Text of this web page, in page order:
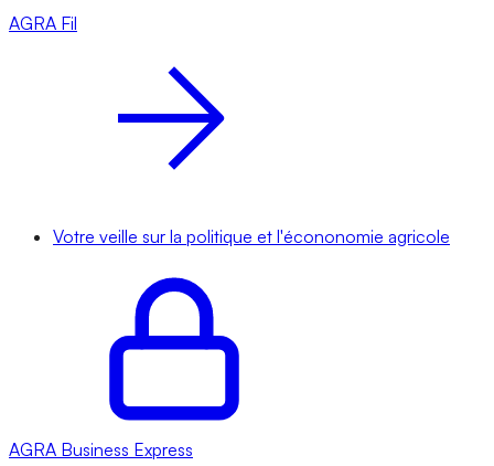
AGRA Fil
Votre veille sur la politique et l'écononomie agricole
AGRA Business Express